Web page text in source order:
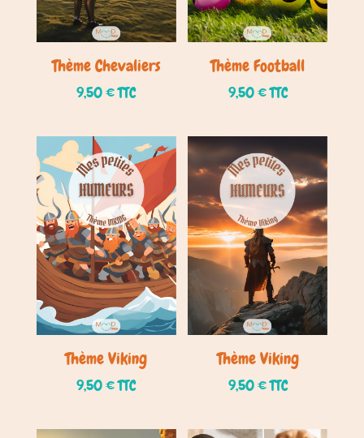
Thème Chevaliers
9,50€TTC
Thème Football
9,50€TTC
Thème Viking
9,50€TTC
Thème Viking
9,50€TTC